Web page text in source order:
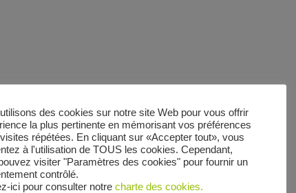
des cookies sur notre site Web pour vous offrir
la plus pertinente en mémorisant vos préférences
répétées. En cliquant sur «Accepter tout», vous
à l'utilisation de TOUS les cookies. Cependant,
visiter "Paramètres des cookies" pour fournir un
contrôlé.
ici pour consulter notre charte des cookies.